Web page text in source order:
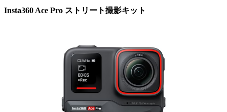
Insta360 Ace Pro ストリート撮影キット